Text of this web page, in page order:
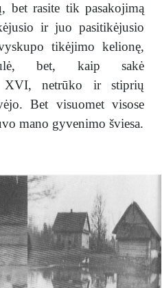
bet rasite tik pasakojimą
ir juo pasitikėjusio
tikėjimo kelionę,
bet, kaip sakė
XVI, netrūko ir stiprių
Bet visuomet visose
mano gyvenimo šviesa.